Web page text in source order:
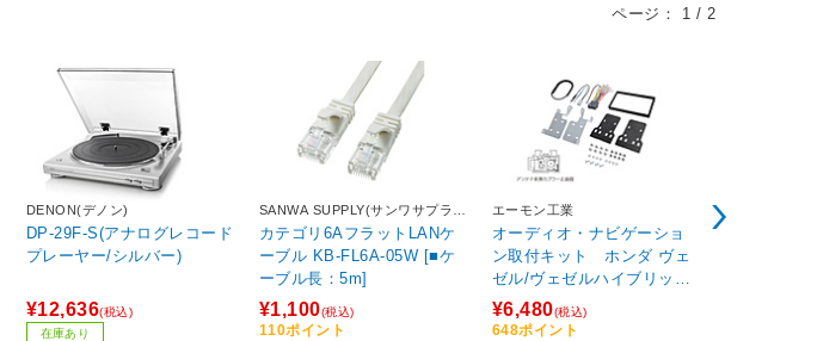
ページ： 1 / 2
DENON(デノン)
DP-29F-S(アナログレコード
プレーヤー/シルバー)
¥12,636(税込)
在庫あり
SANWA SUPPLY(サンワサプラ
イ)
カテゴリ6AフラットLANケ
ーブル KB-FL6A-05W [■ケ
ーブル長：5m]
¥1,100(税込)
110ポイント
エーモン工業
オーディオ・ナビゲーショ
ン取付キット ホンダ ヴェ
ゼル/ヴェゼルハイブリッド
（型式：RV4/RV5/RV6：年
¥6,480(税込)
648ポイント